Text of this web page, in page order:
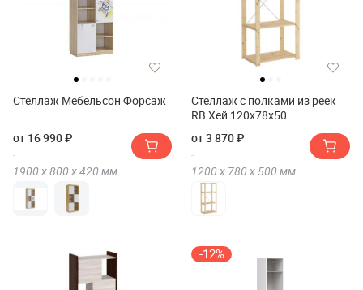
Стеллаж Мебельсон Форсаж
от 16 990 ₽
1900 х800 х420 мм
Стеллаж с полками из реек
RB Хей 120х78х50
от 3 870 ₽
1200 х 780 х 500 мм
-12%